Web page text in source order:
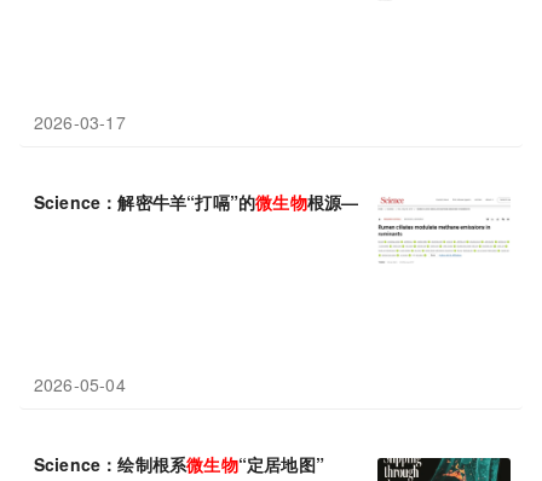
2026-03-17
Science：解密牛羊“打嗝”的微生物根源——中国学者发现驱动甲
2026-05-04
Science：绘制根系微生物“定居地图”